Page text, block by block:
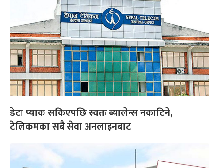
डेटा प्याक सकिएपछि स्वतः ब्यालेन्स नकाटिने,
टेलिकमका सबै सेवा अनलाइनबाट